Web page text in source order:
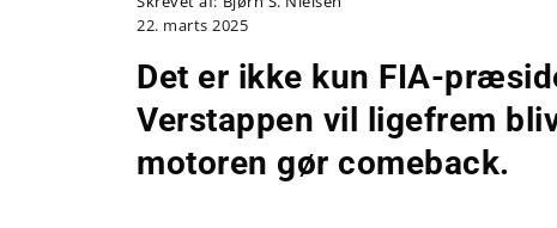
22. marts 2025
Det er ikke kun FIA-
Verstappen vil ligefrem
motoren gør comeback.